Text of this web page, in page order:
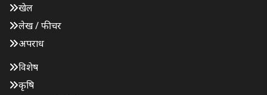
खेल
लेख / फीचर
अपराध
विशेष
कृषि